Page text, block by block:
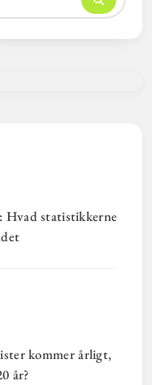
Hvad statistikkerne
kommer årligt,
år?